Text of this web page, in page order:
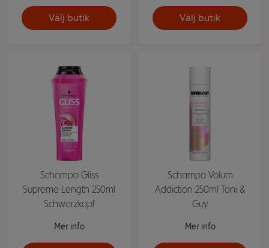
Välj butik Välj butik
Schampo Gliss
Supreme Length 250ml
Schwarzkopf
Mer info
Schampo Volum
Addiction 250ml Toni &
Guy
Mer info